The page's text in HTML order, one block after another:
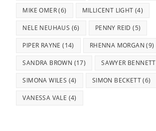
MIKE OMER(6) MILLICENT LIGHT (4)
NELE NEUHAUS (6) PENNY REID (5)
PIPER RAYNE (14) RHENNA MORGAN (9)
SANDRA BROWN (17) SAWYER BENNETT
SIMONA WILES (4) SIMON BECKETT(6)
VANESSA VALE (4)